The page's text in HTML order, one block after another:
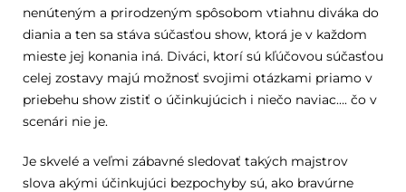
nenúteným a prirodzeným spôsobom vtiahnu diváka do
diania a ten sa stáva súčasťou show, ktorá je v každom
mieste jej konania iná. Diváci, ktorí sú kľúčovou súčasťou
celej zostavy majú možnosť svojimi otázkami priamo v
priebehu show zistiť o účinkujúcich i niečo naviac…. čo v
scenári nie je.
Je skvelé a veľmi zábavné sledovať takých majstrov
slova akými účinkujúci bezpochyby sú, ako bravúrne